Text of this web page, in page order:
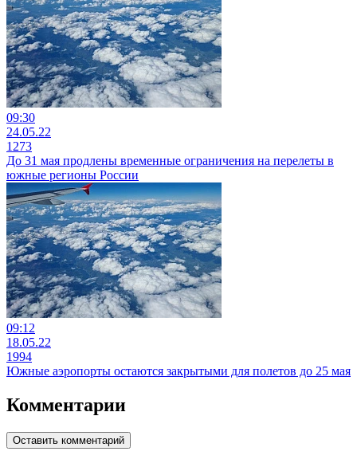
09:30
24.05.22
1273
До 31 мая продлены временные ограничения на перелеты в
южные регионы России
09:12
18.05.22
1994
Южные аэропорты остаются закрытыми для полетов до 25 мая
Комментарии
Оставить комментарий